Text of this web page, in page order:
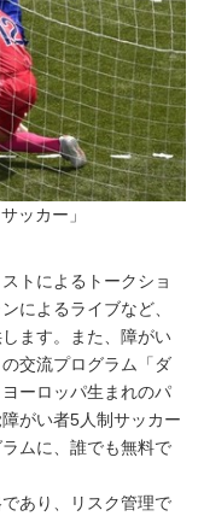
ッカー」
トによるトークショ
によるライブなど、
ます。また、障がい
交流プログラム「ダ
ーロッパ生まれのパ
がい者5人制サッカー
ムに、誰でも無料で
あり、リスク管理で